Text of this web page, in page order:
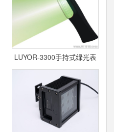
LUYOR-3300手持式绿光表
面检查灯